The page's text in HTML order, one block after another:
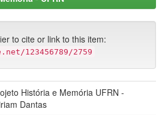
to cite or link to this item:
123456789/2759
História e Memória UFRN -
Dantas